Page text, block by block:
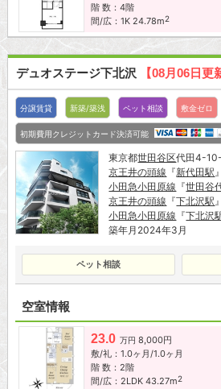
階 数：4階
間/広：1K 24.78m2
デュオステージ下北沢 【08月06日更
分譲賃貸 新築/築浅 ペット相談 敷金ゼロ
初期費用クレジットカード決済可能
東京都世田谷区代田4-
京王井の頭線 『新代田駅
小田急小田原線 『世田谷
京王井の頭線 『下北沢駅
小田急小田原線 『下北沢
築年月2024年3月
ペット相談
空室情報
23.0 万円 8,000円
敷/礼：1.0ヶ月/1.0ヶ月
階 数：2階
間/広：2LDK 43.27m2